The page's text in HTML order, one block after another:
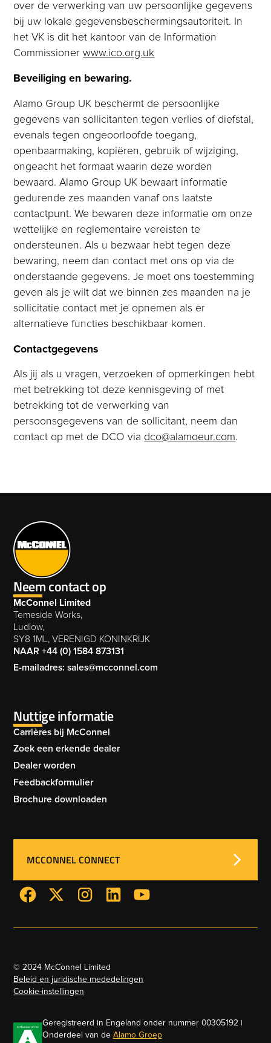
over de verwerking van uw persoonlijke gegevens
bij uw lokale gegevensbeschermingsautoriteit. In
het VK is dit het kantoor van de Information
Commissionerwww.ico.org.uk
Beveiliging en bewaring.
Alamo Group UK beschermt de persoonlijke
gegevens van sollicitanten tegen verlies of diefstal,
evenals tegen ongeoorloofde toegang,
openbaarmaking, kopiëren, gebruik of wijziging,
ongeacht het formaat waarin deze worden
bewaard. Alamo Group UK bewaart informatie
gedurende zes maanden vanaf ons laatste
contactpunt. We bewaren deze informatie om onze
wettelijke en reglementaire vereisten te
ondersteunen. Als u bezwaar hebt tegen deze
bewaring, neem dan contact met ons op via de
onderstaande gegevens. Je moet ons toestemming
geven als je wilt dat we binnen zes maanden na je
sollicitatie contact met je opnemen als er
alternatieve functies beschikbaar komen.
Contactgegevens
Als jij als u vragen, verzoeken of opmerkingen hebt
met betrekking tot deze kennisgeving of met
betrekking tot de verwerking van
persoonsgegevens van de sollicitant, neem dan
contact op met de DCO via dco@alamoeur.com.
Neem contact op
McConnel Limited
Temeside Works,
Ludlow,
SY8 1ML, VERENIGD KONINKRIJK
NAAR +44 (0) 1584 873131
E-mailadres: sales@mcconnel.com
Nuttige informatie
Carrières bij McConnel
Zoek een erkende dealer
Dealer worden
Feedbackformulier
Brochure downloaden
MCCONNEL CONNECT
© 2024 McConnel Limited
Beleid en juridische mededelingen
Cookie-instellingen
Geregistreerd in Engeland onder nummer 00305192 |
Onderdeel van de Alamo Groep